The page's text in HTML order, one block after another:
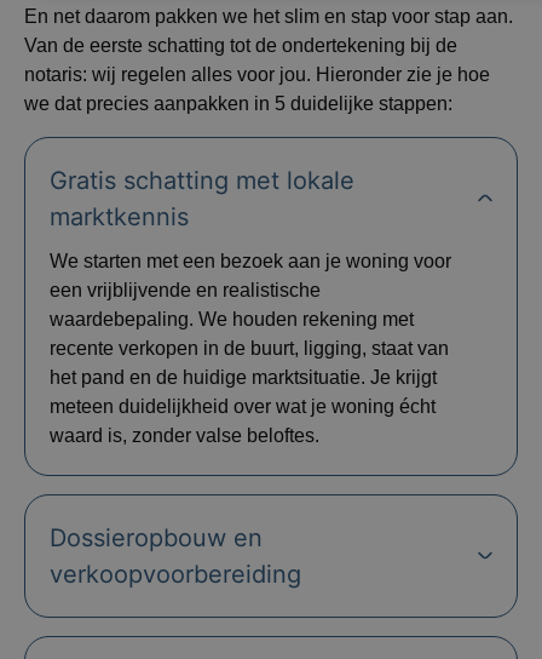
En net daarom pakken we het slim en stap voor stap aan.
Van de eerste schatting tot de ondertekening bij de
notaris: wij regelen alles voor jou. Hieronder zie je hoe
we dat precies aanpakken in 5 duidelijke stappen:
Gratis schatting met lokale
marktkennis
We starten met een bezoek aan je woning voor
een vrijblijvende en realistische
waardebepaling. We houden rekening met
recente verkopen in de buurt, ligging, staat van
het pand en de huidige marktsituatie. Je krijgt
meteen duidelijkheid over wat je woning écht
waard is, zonder valse beloftes.
Dossieropbouw en
verkoopvoorbereiding